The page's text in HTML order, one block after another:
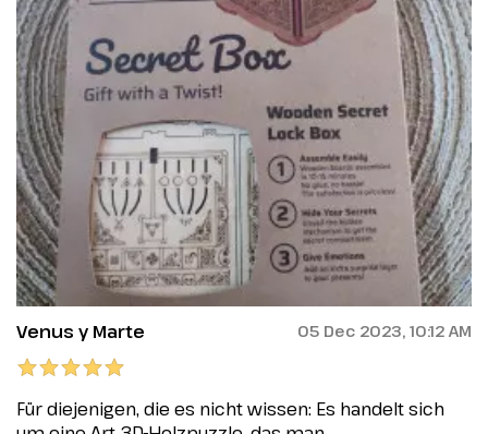
Venus y Marte 05 Dec 2023, 10:12 AM
Für diejenigen, die es nicht wissen: Es handelt sich